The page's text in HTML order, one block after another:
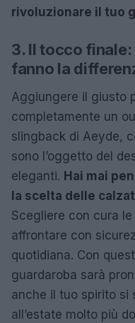
rivoluzionare il tuo
3. Il tocco
fanno la
Aggiungere il giusto
completamente un
slingback di Aeyde,
sono l’oggetto del
eleganti. Hai mai
la scelta delle
Scegliere con cura
affrontare con
quotidiana. Con
guardaroba sarà
anche il tuo spirito si
all’estate molto più